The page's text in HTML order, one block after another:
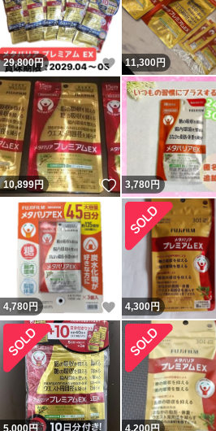
29,800円 いいね！
11,300円
10,899円 いいね！
3,780円
4,780円 いいね！
4,300円